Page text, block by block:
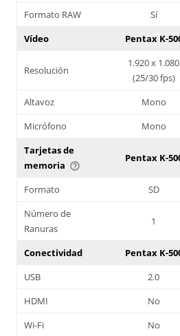
Formato RAW
Sí
Vídeo
Pentax K-
Resolución
1.920 x 1.080
(25/30 fps)
Altavoz
Mono
Micrófono
Mono
Tarjetas de
memoria help_outline
Pentax K-
Formato SD
Número de
Ranuras
1
Conectividad Pentax K-
USB
2.0
HDMI
No
Wi-Fi
No